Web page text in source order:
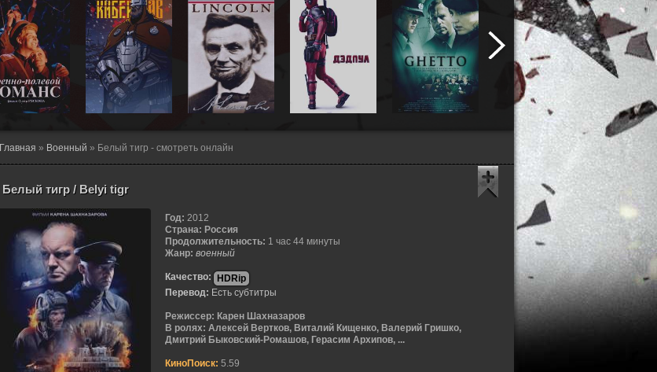
Главная » Военный » Белый тигр - смотреть онлайн
Белый тигр / Belyi tigr
Год: 2012
Страна: Россия
Продолжительность: 1 час 44 минуты
Жанр: военный
Качество:
HDRip
Перевод: Есть субтитры
Режиссер: Карен Шахназаров
В ролях: Алексей Вертков, Виталий Кищенко, Валерий Гришко,
Дмитрий Быковский-Ромашов, Герасим Архипов, ...
КиноПоиск: 5.59